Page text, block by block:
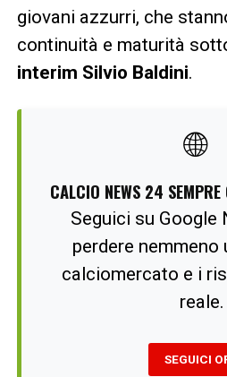
giovani azzurri, che
continuità e maturità
interim Silvio Baldini.
🌐
CALCIO NEWS 24 SEMPRE
Seguici su Google
perdere nemmeno
calciomercato e i
reale.
SEGUICI